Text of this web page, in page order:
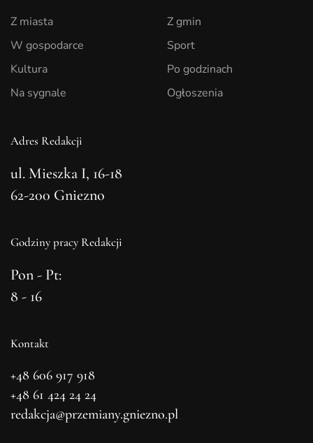
Z miasta
W gospodarce
Kultura
Na sygnale
Z gmin
Sport
Po godzinach
Ogłoszenia
Adres Redakcji
ul. Mieszka I, 16-18
62-200 Gniezno
Godziny pracy Redakcji
Pon - Pt:
8 - 16
Kontakt
+48 606 917 918
+48 61 424 24 24
redakcja@przemiany.gniezno.pl